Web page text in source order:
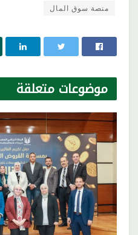
منصة سوق المال
موضوعات متعلقة